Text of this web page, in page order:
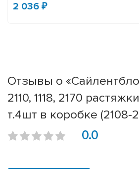
2 036 ₽
Отзывы о
2110, 1118, 2170
т.4шт в коробке (2108-
0.0